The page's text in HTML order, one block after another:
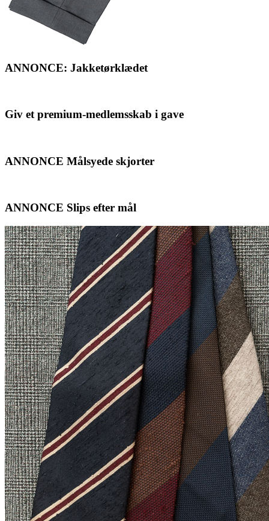
ANNONCE: Jakketørklædet
Giv et premium-medlemsskab i gave
ANNONCE Målsyede skjorter
ANNONCE Slips efter mål